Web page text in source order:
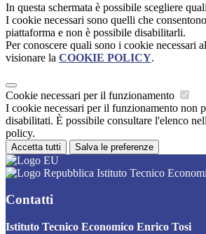
In questa schermata è possibile scegliere
I cookie necessari sono quelli che
piattaforma e non è possibile disabilitarli.
Per conoscere quali sono i cookie necessari
visionare la COOKIE POLICY.
Cookie necessari per il funzionamento
I cookie necessari per il funzionamento non
disabilitati. È possibile consultare l'elenco
policy.
Accetta tutti Salva le preferenze
Istituto Tecnico
Contatti
Istituto Tecnico Economico Enrico Tosi